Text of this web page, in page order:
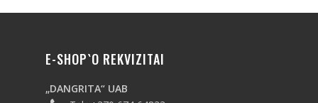
E-SHOP`O REKVIZITAI
„DANGRITA“ UAB